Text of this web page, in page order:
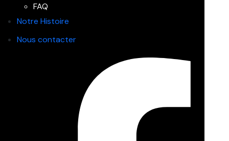
FAQ
Notre Histoire
Nous contacter